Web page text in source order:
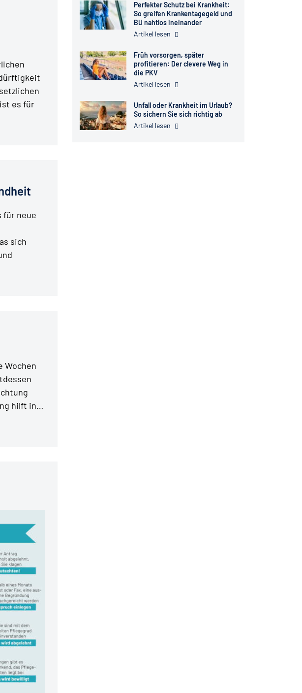
es für
für neue
sich
Wochen
hilft in…
Perfekter Schutz bei Krankheit:
So greifen Krankentagegeld und
BU nahtlos ineinander
Artikel lesen
Früh vorsorgen, später
profitieren: Der clevere Weg in
die PKV
Artikel lesen
Unfall oder Krankheit im Urlaub?
So sichern Sie sich richtig ab
Artikel lesen